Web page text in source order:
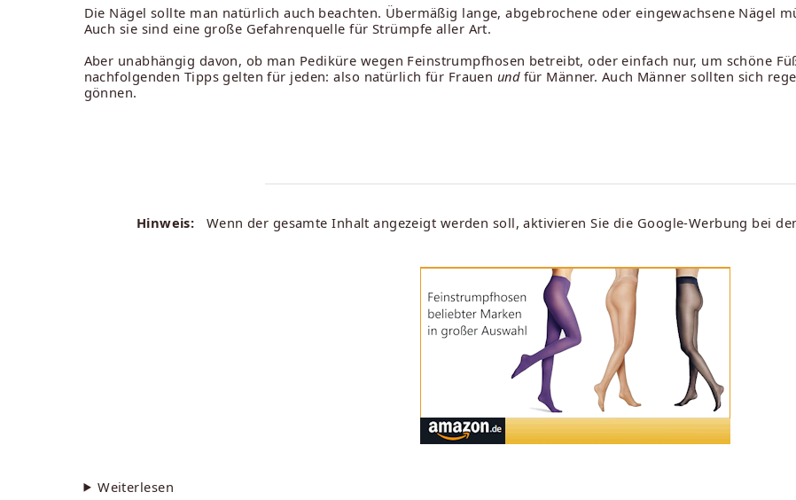
Die Nägel sollte man natürlich auch beachten. Übermäßig lange, abgebrochene oder eingewachsene Nägel
Auch sie sind eine große Gefahrenquelle für Strümpfe aller Art.
Aber unabhängig davon, ob man Pediküre wegen Feinstrumpfhosen betreibt, oder einfach nur, um schöne
nachfolgenden Tipps gelten für jeden: also natürlich für Frauen undfür Männer. Auch Männer sollten sich
gönnen.
Hinweis: Wenn der gesamte Inhalt angezeigt werden soll, aktivieren Sie die Google-Werbung bei
Weiterlesen